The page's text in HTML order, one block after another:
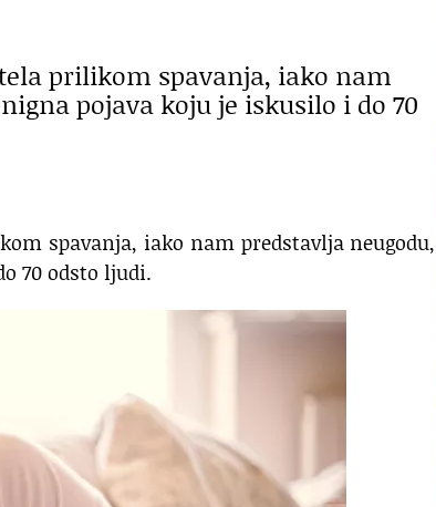
prilikom spavanja, iako nam
pojava koju je iskusilo i do 70
spavanja, iako nam predstavlja neugodu,
70 odsto ljudi.